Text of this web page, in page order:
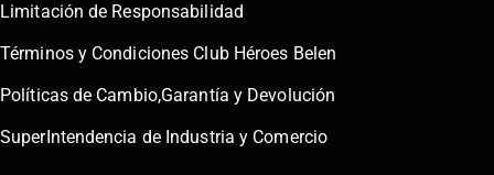
Limitación de Responsabilidad
Términos y Condiciones Club Héroes Belen
Políticas de Cambio,Garantía y Devolución
SuperIntendencia de Industria y Comercio